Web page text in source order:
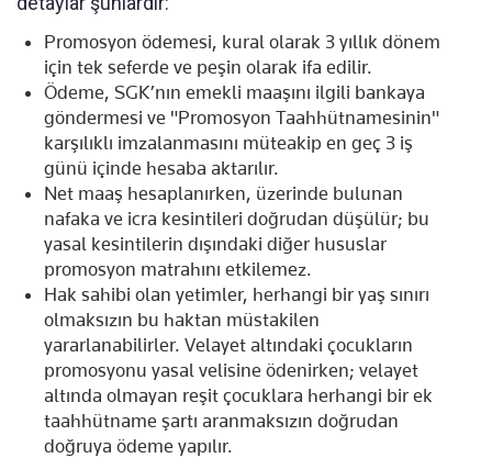
Promosyon ödemesi, kural olarak 3 yıllık dönem
için tek seferde ve peşin olarak ifa edilir.
Ödeme, SGK’nın emekli maaşını ilgili bankaya
göndermesi ve "Promosyon Taahhütnamesinin"
karşılıklı imzalanmasını müteakip en geç 3 iş
günü içinde hesaba aktarılır.
Net maaş hesaplanırken, üzerinde bulunan
nafaka ve icra kesintileri doğrudan düşülür; bu
yasal kesintilerin dışındaki diğer hususlar
promosyon matrahını etkilemez.
Hak sahibi olan yetimler, herhangi bir yaş sınırı
olmaksızın bu haktan müstakilen
yararlanabilirler. Velayet altındaki çocukların
promosyonu yasal velisine ödenirken; velayet
altında olmayan reşit çocuklara herhangi bir ek
taahhütname şartı aranmaksızın doğrudan
doğruya ödeme yapılır.